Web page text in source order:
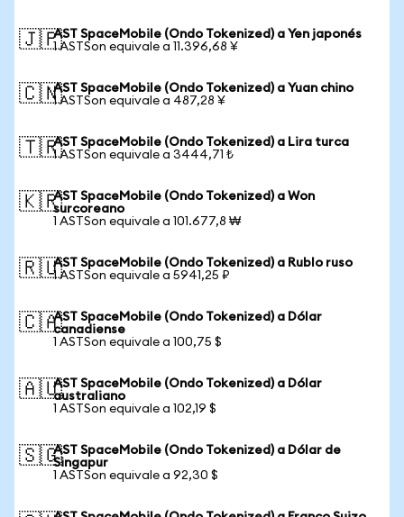
🇯🇵AST SpaceMobile (Ondo Tokenized) a Yen japonés
1 ASTSon equivale a 11.396,68 ¥
🇨🇳AST SpaceMobile (Ondo Tokenized) a Yuan chino
1 ASTSon equivale a 487,28 ¥
🇹🇷AST SpaceMobile (Ondo Tokenized) a Lira turca
1 ASTSon equivale a 3444,71 ₺
🇰🇷AST SpaceMobile (Ondo Tokenized) a Won
surcoreano
1 ASTSon equivale a 101.677,8 ₩
🇷🇺AST SpaceMobile (Ondo Tokenized) a Rublo ruso
1 ASTSon equivale a 5941,25 ₽
🇨🇦AST SpaceMobile (Ondo Tokenized) a Dólar
canadiense
1 ASTSon equivale a 100,75 $
🇦🇺AST SpaceMobile (Ondo Tokenized) a Dólar
australiano
1 ASTSon equivale a 102,19 $
🇸🇬AST SpaceMobile (Ondo Tokenized) a Dólar de
Singapur
1 ASTSon equivale a 92,30 $